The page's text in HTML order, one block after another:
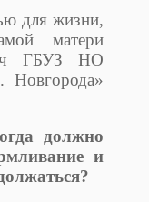
для жизни,
матери
ГБУЗ НО
должно
и